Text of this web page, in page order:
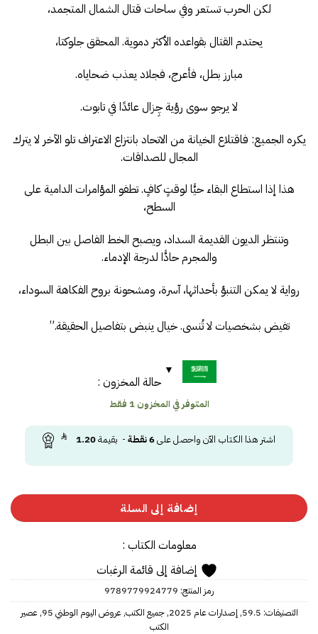
لكن الحرب تستعر وفي ساحات قتال الشمال المتجمد،
يحتدم القتال بقواعده الأكثر دموية. المحقق جلوكتا،
مبارز بطل، فأعرج، فجلاد يعذب ضحاياه.
لا يرجو سوى رؤية چِزال عائدًا في تابوت.
يكره الجميع: فاقتلاع الخيانة من الاتحاد بانتزاع الاعتراف تلو الآخر لا يترك
المجال للصداقات.
هذا إذا استطاع البقاء حيًّا لوقتٍ كافٍ. تطفو المؤامرات الدامية على
السطح،
وتنتظر الديون القديمة السداد، ويصبح الخط الفاصل بين البطل
والمجرم حادًّا لدرجة الإدماء.
رواية لا يمكن التنبؤ بأحداثها، آسرة، ومشحونة بروح الفكاهة السوداء،
تفيض بشخصيات لا تُنسى. خيال ينبض بتفاصيل الحقيقة.”
حالة المخزون :
المتوفر في المخزون 1 فقط
اشتر هذا الكتاب الآن واحصل على6نقطة- بقيمة1.20
إضافة إلى السلة
معلومات الكتاب :
إضافة إلى قائمة الرغبات
رمز المنتج: 9789779924779
التصنيفات: 59.5
,إصدارات عام 2025 ,جميع الكتب,عروض اليوم الوطني 95 ,عصير
الكتب